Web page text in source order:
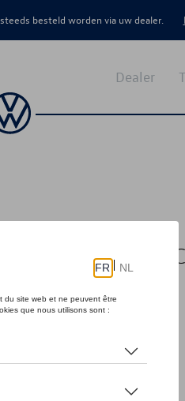
besteld worden via uw dealer.
Dealer
Beach Tour/